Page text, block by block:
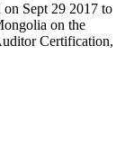
Sept 29 2017 to
on the
Certification,